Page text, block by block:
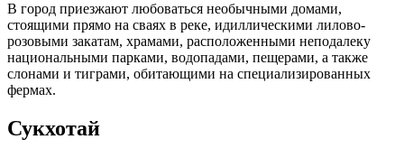
В город приезжают любоваться необычными домами,
стоящими прямо на сваях в реке, идиллическими лилово-
розовыми закатам, храмами, расположенными неподалеку
национальными парками, водопадами, пещерами, а также
слонами и тиграми, обитающими на специализированных
фермах.
Сукхотай